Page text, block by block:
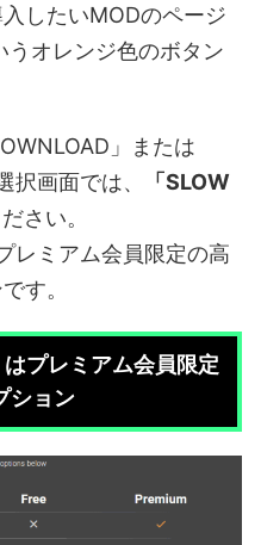
したいMODのページ
オレンジ色のボタン
」または
択画面では、
「SLOW
さい。
レミアム会員限定の高
す。
はプレミアム会員限定
ション